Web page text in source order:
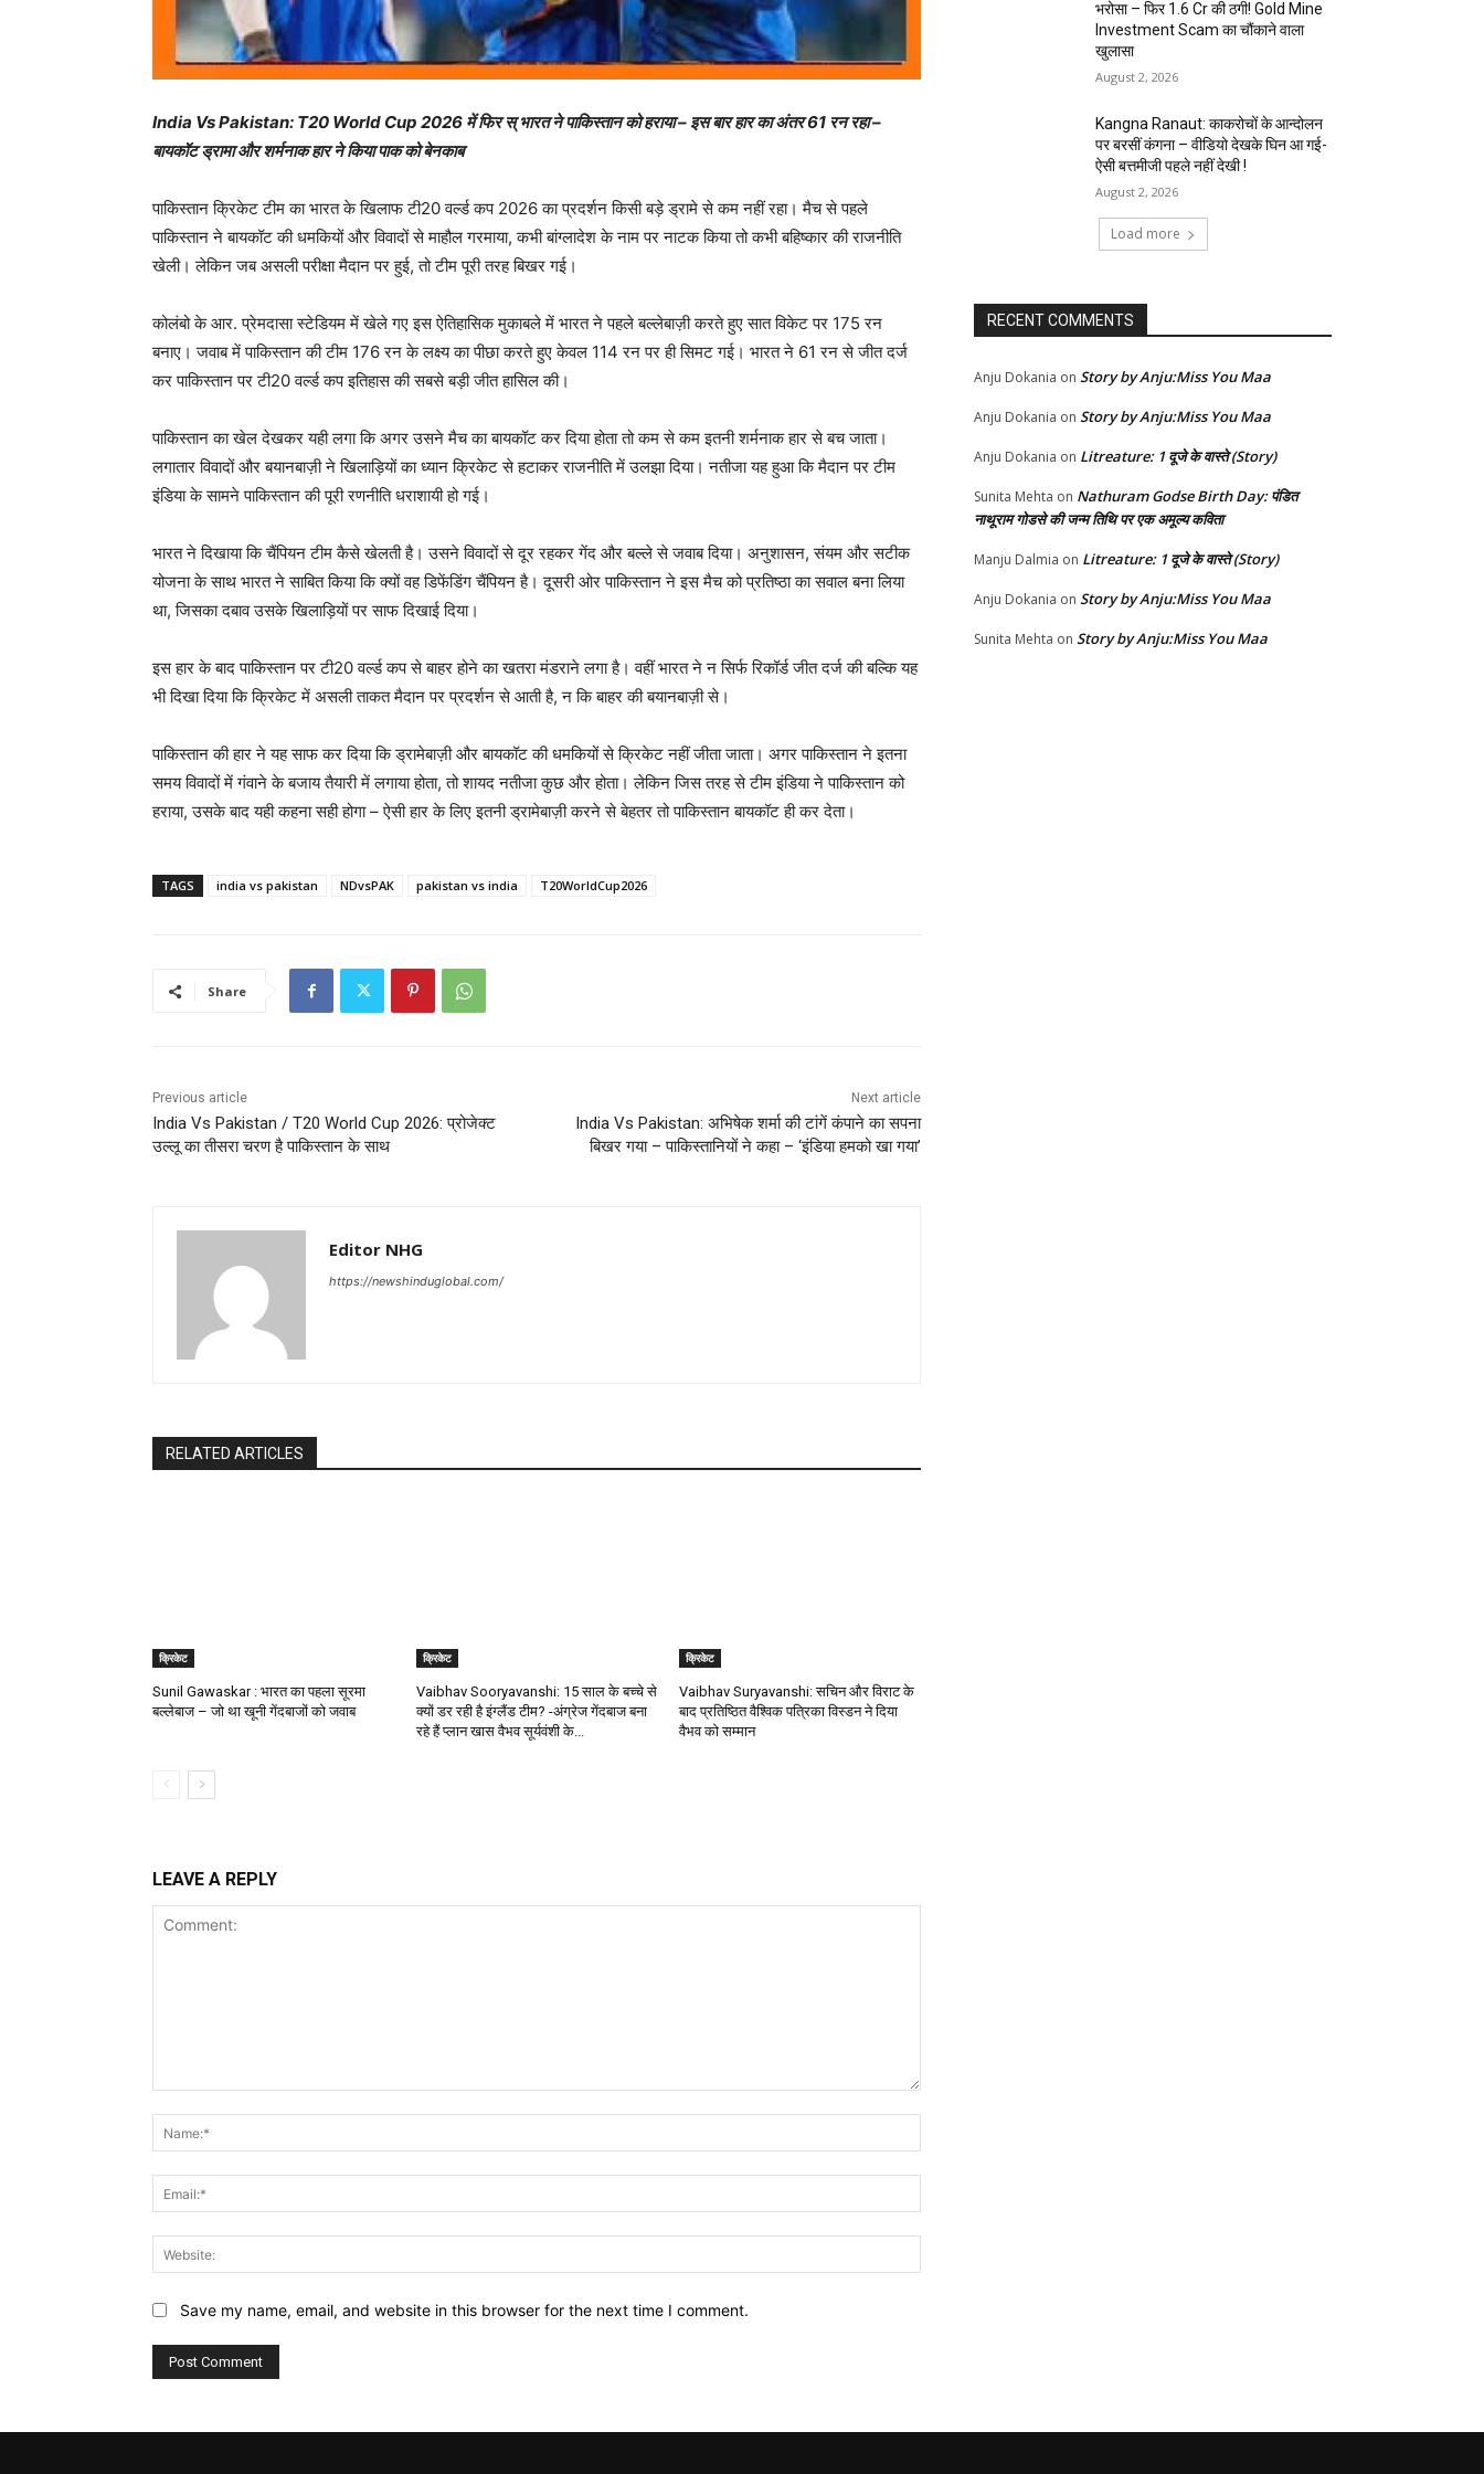
India Vs Pakistan: T20 World Cup 2026 में फिर स् भारत ने पाकिस्तान को हराया – इस बार हार का अंतर 61 रन रहा –
बायकॉट ड्रामा और शर्मनाक हार ने किया पाक को बेनकाब
पाकिस्तान क्रिकेट टीम का भारत के खिलाफ टी20 वर्ल्ड कप 2026 का प्रदर्शन किसी बड़े ड्रामे से कम नहीं रहा। मैच से पहले
पाकिस्तान ने बायकॉट की धमकियों और विवादों से माहौल गरमाया, कभी बांग्लादेश के नाम पर नाटक किया तो कभी बहिष्कार की राजनीति
खेली। लेकिन जब असली परीक्षा मैदान पर हुई, तो टीम पूरी तरह बिखर गई।
कोलंबो के आर. प्रेमदासा स्टेडियम में खेले गए इस ऐतिहासिक मुकाबले में भारत ने पहले बल्लेबाज़ी करते हुए सात विकेट पर 175 रन
बनाए। जवाब में पाकिस्तान की टीम 176 रन के लक्ष्य का पीछा करते हुए केवल 114 रन पर ही सिमट गई। भारत ने 61 रन से जीत दर्ज
कर पाकिस्तान पर टी20 वर्ल्ड कप इतिहास की सबसे बड़ी जीत हासिल की।
पाकिस्तान का खेल देखकर यही लगा कि अगर उसने मैच का बायकॉट कर दिया होता तो कम से कम इतनी शर्मनाक हार से बच जाता।
लगातार विवादों और बयानबाज़ी ने खिलाड़ियों का ध्यान क्रिकेट से हटाकर राजनीति में उलझा दिया। नतीजा यह हुआ कि मैदान पर टीम
इंडिया के सामने पाकिस्तान की पूरी रणनीति धराशायी हो गई।
भारत ने दिखाया कि चैंपियन टीम कैसे खेलती है। उसने विवादों से दूर रहकर गेंद और बल्ले से जवाब दिया। अनुशासन, संयम और सटीक
योजना के साथ भारत ने साबित किया कि क्यों वह डिफेंडिंग चैंपियन है। दूसरी ओर पाकिस्तान ने इस मैच को प्रतिष्ठा का सवाल बना लिया
था, जिसका दबाव उसके खिलाड़ियों पर साफ दिखाई दिया।
इस हार के बाद पाकिस्तान पर टी20 वर्ल्ड कप से बाहर होने का खतरा मंडराने लगा है। वहीं भारत ने न सिर्फ रिकॉर्ड जीत दर्ज की बल्कि यह
भी दिखा दिया कि क्रिकेट में असली ताकत मैदान पर प्रदर्शन से आती है, न कि बाहर की बयानबाज़ी से।
पाकिस्तान की हार ने यह साफ कर दिया कि ड्रामेबाज़ी और बायकॉट की धमकियों से क्रिकेट नहीं जीता जाता। अगर पाकिस्तान ने इतना
समय विवादों में गंवाने के बजाय तैयारी में लगाया होता, तो शायद नतीजा कुछ और होता। लेकिन जिस तरह से टीम इंडिया ने पाकिस्तान को
हराया, उसके बाद यही कहना सही होगा – ऐसी हार के लिए इतनी ड्रामेबाज़ी करने से बेहतर तो पाकिस्तान बायकॉट ही कर देता।
TAGS india vs pakistan NDvsPAK pakistan vs india T20WorldCup2026
Share
Previous article
India Vs Pakistan / T20 World Cup 2026: प्रोजेक्ट
उल्लू का तीसरा चरण है पाकिस्तान के साथ
Next article
India Vs Pakistan: अभिषेक शर्मा की टांगें कंपाने का सपना
बिखर गया – पाकिस्तानियों ने कहा – ‘इंडिया हमको खा गया’
Editor NHG
https://newshinduglobal.com/
RELATED ARTICLES
क्रिकेट
Sunil Gawaskar : भारत का पहला सूरमा
बल्लेबाज – जो था खूनी गेंदबाजों को जवाब
क्रिकेट
Vaibhav Sooryavanshi: 15 साल के बच्चे से
क्यों डर रही है इंग्लैंड टीम? -अंग्रेज गेंदबाज बना
रहे हैं प्लान खास वैभव सूर्यवंशी के...
क्रिकेट
Vaibhav Suryavanshi: सचिन और विराट के
बाद प्रतिष्ठित वैश्विक पत्रिका विस्डन ने दिया
वैभव को सम्मान
LEAVE A REPLY
Save my name, email, and website in this browser for the next time I comment.
भरोसा – फिर 1.6 Cr की ठगी! Gold Mine
Investment Scam का चौंकाने वाला
खुलासा
August 2, 2026
Kangna Ranaut: काकरोचों के आन्दोलन
पर बरसीं कंगना – वीडियो देखके घिन आ गई-
ऐसी बत्तमीजी पहले नहीं देखी !
August 2, 2026
Load more
RECENT COMMENTS
Anju Dokania on Story by Anju:Miss You Maa
Anju Dokania on Story by Anju:Miss You Maa
Anju Dokania on Litreature: 1 दूजे के वास्ते (Story)
Sunita Mehta on Nathuram Godse Birth Day: पंडित
नाथूराम गोडसे की जन्म तिथि पर एक अमूल्य कविता
Manju Dalmia on Litreature: 1 दूजे के वास्ते (Story)
Anju Dokania on Story by Anju:Miss You Maa
Sunita Mehta on Story by Anju:Miss You Maa